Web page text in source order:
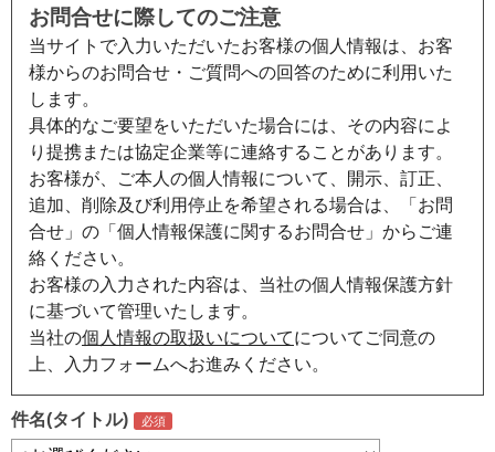
お問合せに際してのご注意
当サイトで入力いただいたお客様の個人情報は、お客
様からのお問合せ・ご質問への回答のために利用いた
します。
具体的なご要望をいただいた場合には、その内容によ
り提携または協定企業等に連絡することがあります。
お客様が、ご本人の個人情報について、開示、訂正、
追加、削除及び利用停止を希望される場合は、「お問
合せ」の「個人情報保護に関するお問合せ」からご連
絡ください。
お客様の入力された内容は、当社の個人情報保護方針
に基づいて管理いたします。
当社の個人情報の取扱いについてについてご同意の
上、入力フォームへお進みください。
件名(タイトル)